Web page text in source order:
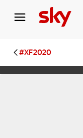
#XF2020